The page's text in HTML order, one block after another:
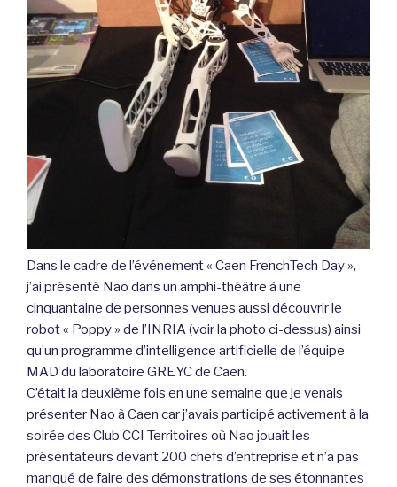
Dans le cadre de l’événement « Caen FrenchTech Day »,
j’ai présenté Nao dans un amphi-théâtre à une
cinquantaine de personnes venues aussi découvrir le
robot « Poppy » de l’INRIA (voir la photo ci-dessus) ainsi
qu’un programme d’intelligence artificielle de l’équipe
MAD du laboratoire GREYC de Caen.
C’était la deuxième fois en une semaine que je venais
présenter Nao à Caen car j’avais participé activement à la
soirée des Club CCI Territoires où Nao jouait les
présentateurs devant 200 chefs d’entreprise et n’a pas
manqué de faire des démonstrations de ses étonnantes